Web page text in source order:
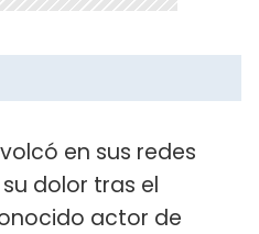
en sus redes
dolor tras el
actor de